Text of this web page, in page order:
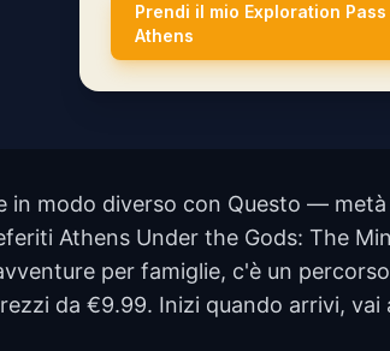
Prendi il mio Exploration Pass
Athens
in modo diverso con Questo —
Athens Under the Gods: The
per famiglie, c'è un
da €9.99. Inizi quando arrivi,